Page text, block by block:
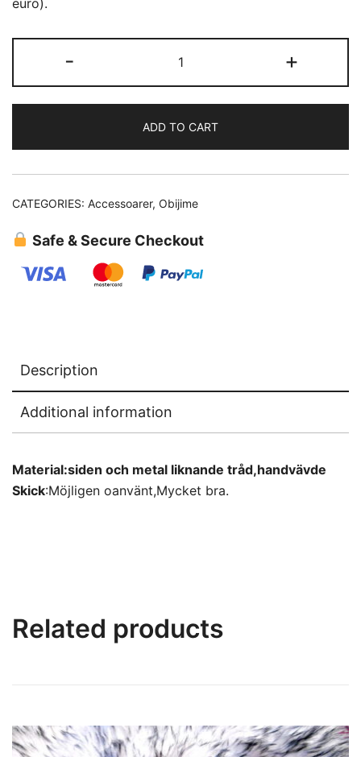
-
(07)
quantity
+
ADD TO CART
CATEGORIES: Accessoarer, Obijime
Safe & Secure Checkout
Description
Additional information
Material:siden och metal liknande tråd,handvävde
Skick:Möjligen oanvänt,Mycket bra.
Related products